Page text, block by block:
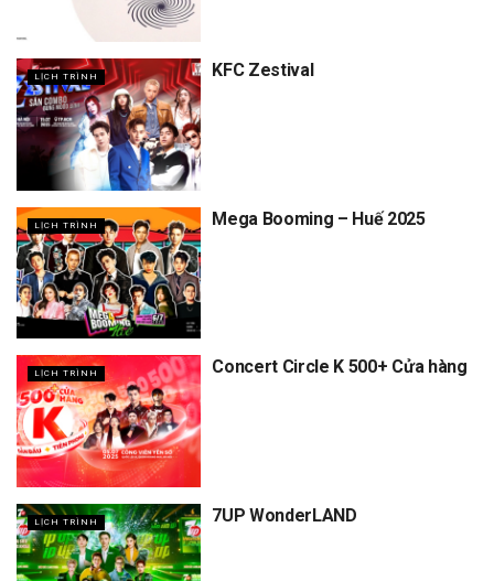
LỊCH TRÌNH KFC Zestival
LỊCH TRÌNH Mega Booming – Huế 2025
LỊCH TRÌNH Concert Circle K 500+ Cửa hàng
LỊCH TRÌNH 7UP WonderLAND